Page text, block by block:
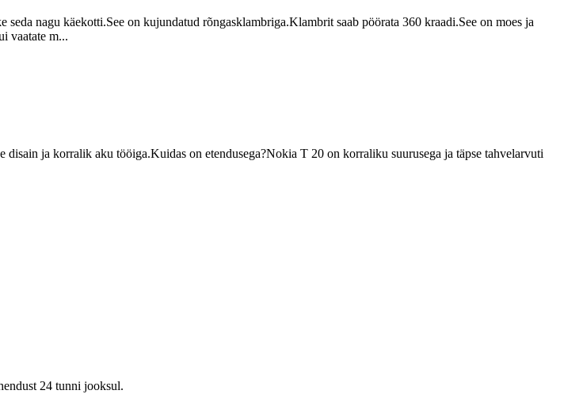
nagu käekotti.See on kujundatud rõngasklambriga.Klambrit saab pöörata 360 kraadi.See on moes ja
vaatate m...
ja korralik aku tööiga.Kuidas on etendusega?Nokia T 20 on korraliku suurusega ja täpse tahvelarvuti
24 tunni jooksul.